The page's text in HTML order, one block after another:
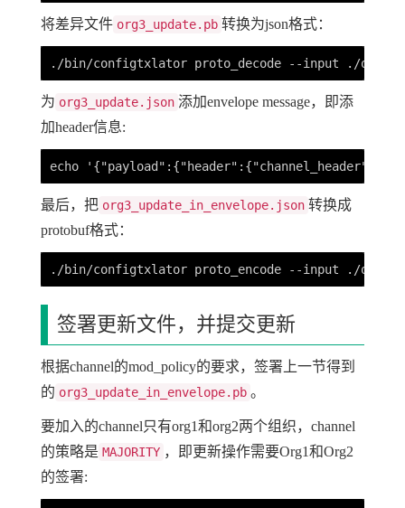
将差异文件 org3_update.pb 转换为json格式：
为 org3_update.json 添加envelope message，即添
加header信息:
最后，把 org3_update_in_envelope.json 转换成
protobuf格式：
签署更新文件，并提交更新
根据channel的mod_policy的要求，签署上一节得到
的 org3_update_in_envelope.pb 。
要加入的channel只有org1和org2两个组织，channel
的策略是 MAJORITY ，即更新操作需要Org1和Org2
的签署: